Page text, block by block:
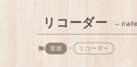
リコーダー –
音楽 リコーダー